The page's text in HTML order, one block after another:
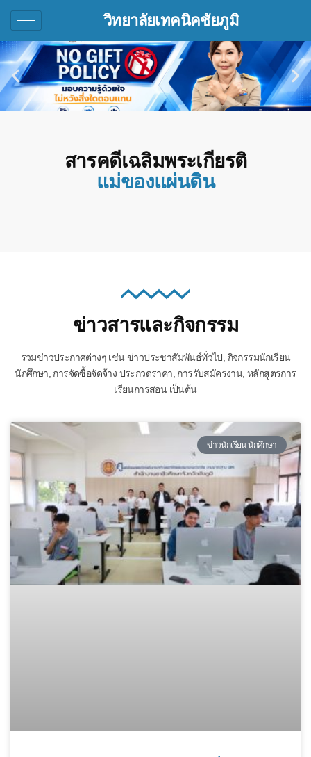
วิทยาลัยเทคนิคชัยภูมิ
สารคดีเฉลิมพระเกียรติ
แม่ของแผ่นดิน
ข่าวสารและกิจกรรม
รวมข่าวประกาศต่างๆ เช่น ข่าวประชาสัมพันธ์ทั่วไป, กิจกรรมนักเรียน
นักศึกษา, การจัดซื้อจัดจ้าง ประกวดราคา, การรับสมัครงาน, หลักสูตรการ
เรียนการสอน เป็นต้น
ข่าวนักเรียน นักศึกษา